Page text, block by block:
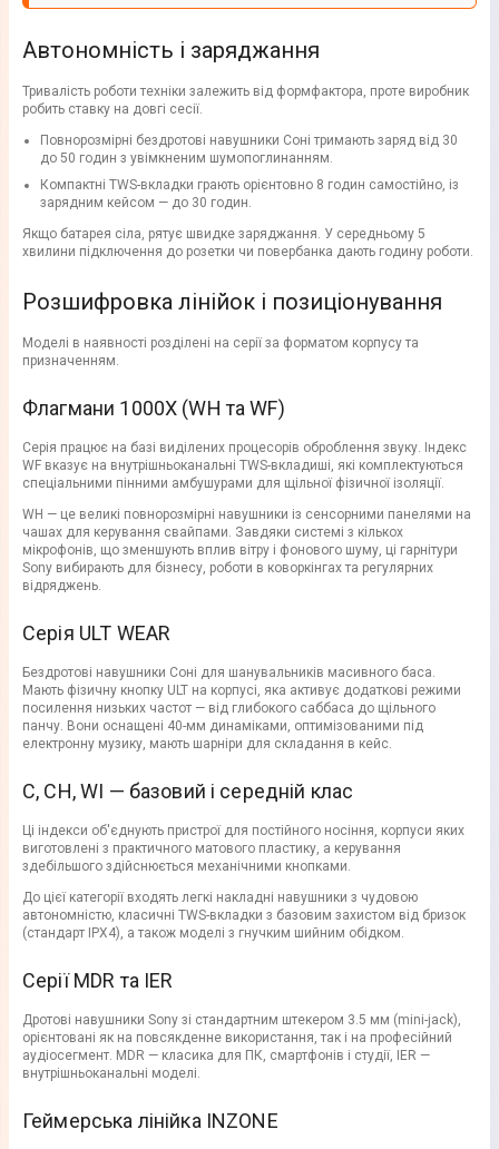
Автономність і заряджання
Тривалість роботи техніки залежить від формфактора, проте виробник
робить ставку на довгі сесії.
Повнорозмірні бездротові навушники Соні тримають заряд від 30
до 50 годин з увімкненим шумопоглинанням.
Компактні TWS-вкладки грають орієнтовно 8 годин самостійно, із
зарядним кейсом — до 30 годин.
Якщо батарея сіла, рятує швидке заряджання. У середньому 5
хвилини підключення до розетки чи повербанка дають годину роботи.
Розшифровка лінійок і позиціонування
Моделі в наявності розділені на серії за форматом корпусу та
призначенням.
Флагмани 1000X (WH та WF)
Серія працює на базі виділених процесорів оброблення звуку. Індекс
WF вказує на внутрішньоканальні TWS-вкладиші, які комплектуються
спеціальними пінними амбушурами для щільної фізичної ізоляції.
WH — це великі повнорозмірні навушники із сенсорними панелями на
чашах для керування свайпами. Завдяки системі з кількох
мікрофонів, що зменшують вплив вітру і фонового шуму, ці гарнітури
Sony вибирають для бізнесу, роботи в коворкінгах та регулярних
відряджень.
Серія ULT WEAR
Бездротові навушники Соні для шанувальників масивного баса.
Мають фізичну кнопку ULT на корпусі, яка активує додаткові режими
посилення низьких частот — від глибокого саббаса до щільного
панчу. Вони оснащені 40-мм динаміками, оптимізованими під
електронну музику, мають шарніри для складання в кейс.
C, CH, WI — базовий і середній клас
Ці індекси об'єднують пристрої для постійного носіння, корпуси яких
виготовлені з практичного матового пластику, а керування
здебільшого здійснюється механічними кнопками.
До цієї категорії входять легкі накладні навушники з чудовою
автономністю, класичні TWS-вкладки з базовим захистом від бризок
(стандарт IPX4), а також моделі з гнучким шийним обідком.
Серії MDR та IER
Дротові навушники Sony зі стандартним штекером 3.5 мм (mini-jack),
орієнтовані як на повсякденне використання, так і на професійний
аудіосегмент. MDR — класика для ПК, смартфонів і студії, IER —
внутрішньоканальні моделі.
Геймерська лінійка INZONE